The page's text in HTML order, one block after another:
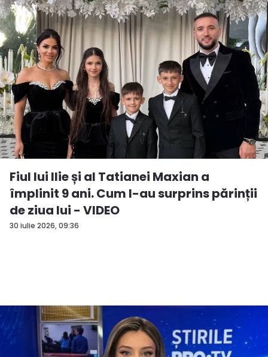
30 iulie 2026, 09:36
Fiul lui Ilie și al Tatianei Maxian a
împlinit 9 ani. Cum l-au surprins părinții
de ziua lui - VIDEO